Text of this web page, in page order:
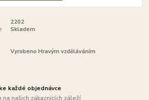
2202
Skladem
Vyrobeno Hravým vzděláváním
každé objednávce
na našich zákaznících záleží